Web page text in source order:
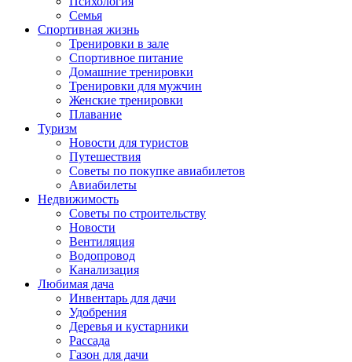
Семья
Спортивная жизнь
Тренировки в зале
Спортивное питание
Домашние тренировки
Тренировки для мужчин
Женские тренировки
Плавание
Туризм
Новости для туристов
Путешествия
Советы по покупке авиабилетов
Авиабилеты
Недвижимость
Советы по строительству
Новости
Вентиляция
Водопровод
Канализация
Любимая дача
Инвентарь для дачи
Удобрения
Деревья и кустарники
Рассада
Газон для дачи